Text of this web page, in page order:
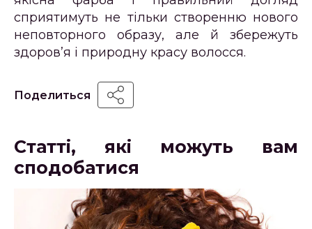
сприятимуть не тільки створенню нового
неповторного образу, але й збережуть
здоров’я і природну красу волосся.
Поделиться
Статті, які можуть вам
сподобатися